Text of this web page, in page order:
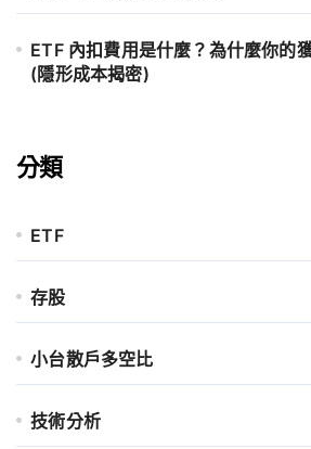
ETF 內扣費用是什麼？為什麼你的
(隱形成本揭密)
分類
ETF
存股
小台散戶多空比
技術分析